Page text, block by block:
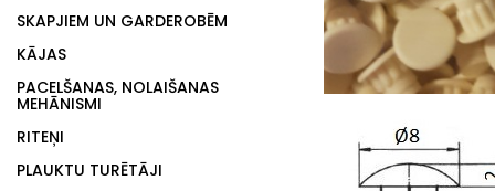
SKAPJIEM UN GARDEROBĒM
KĀJAS
PACELŠANAS, NOLAIŠANAS
MEHĀNISMI
RITEŅI
PLAUKTU TURĒTĀJI